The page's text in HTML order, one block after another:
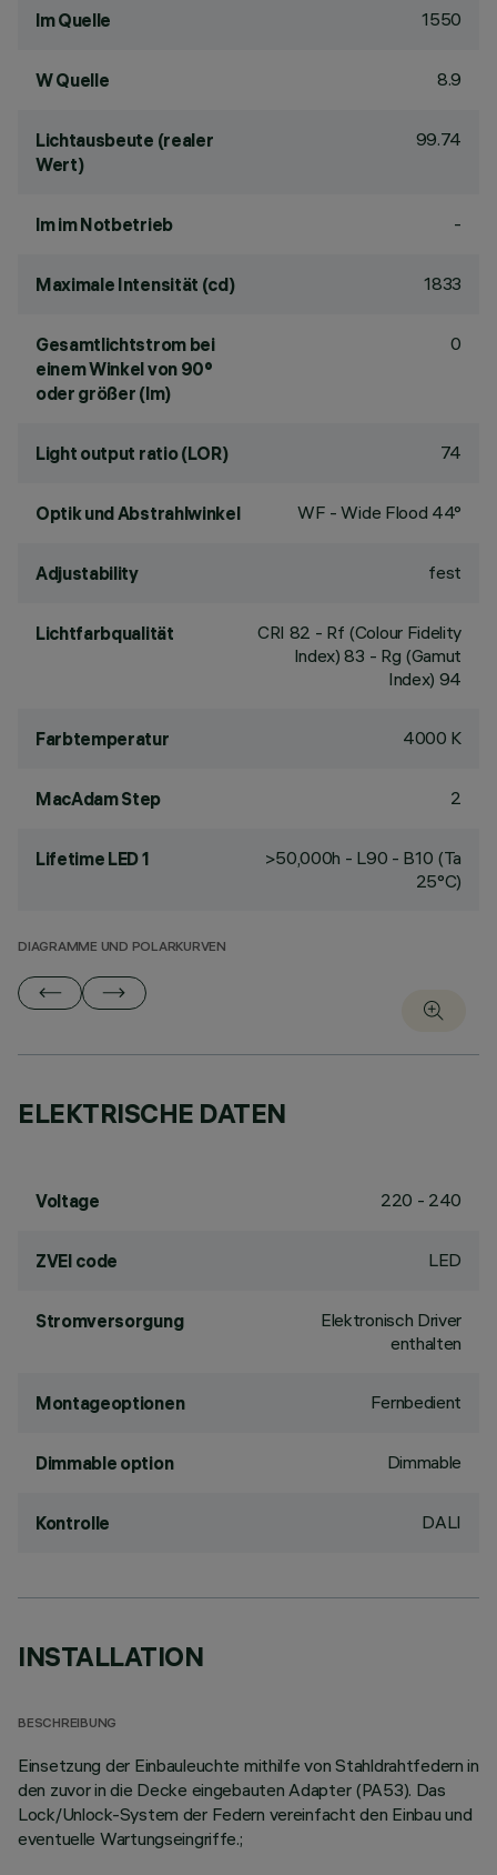
lm Quelle 1550
W Quelle 8.9
Lichtausbeute (realer
Wert)
99.74
lm im Notbetrieb -
Maximale Intensität (cd) 1833
Gesamtlichtstrom bei
einem Winkel von 90°
oder größer (lm)
0
Light output ratio (LOR) 74
Optik und Abstrahlwinkel WF - Wide Flood 44°
Adjustability fest
Lichtfarbqualität CRI 82 - Rf (Colour Fidelity
Index) 83 - Rg (Gamut
Index) 94
Farbtemperatur 4000 K
MacAdam Step 2
Lifetime LED 1
>50,000h - L90 - B10 (Ta
25°C)
DIAGRAMME UND POLARKURVEN
ELEKTRISCHE DATEN
Voltage 220 - 240
ZVEI code LED
Stromversorgung
Elektronisch Driver
enthalten
Montageoptionen Fernbedient
Dimmable option Dimmable
Kontrolle DALI
INSTALLATION
BESCHREIBUNG
Einsetzung der Einbauleuchte mithilfe von Stahldrahtfedern in
den zuvor in die Decke eingebauten Adapter (PA53). Das
Lock/Unlock-System der Federn vereinfacht den Einbau und
eventuelle Wartungseingriffe.;